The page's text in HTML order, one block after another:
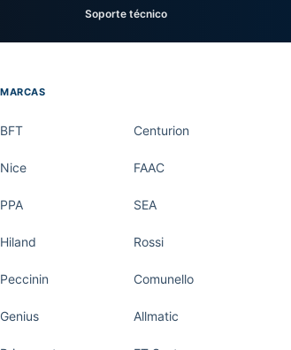
Soporte técnico
MARCAS
BFT Centurion
Nice FAAC
PPA SEA
Hiland Rossi
Peccinin Comunello
Genius Allmatic